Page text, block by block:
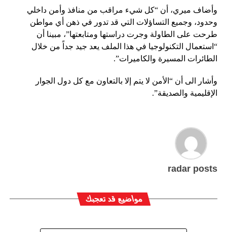
وأضاف ميري، أن “كل شيء مراقب من منافذ وأمن داخلي
وحدود، وجميع التساؤلات التي قد تدور في ذهن أي مواطن
طرحت على الطاولة وجرت دراستها ومتابعتها”، مبينا أن
“استعمال التكنولوجيا في هذا الملف يعد جيد جداً من خلال
الطائرات المسيرة والكاميرات”.
وأشار الى أن “الأمن لا يتم إلا بالتعاون مع كل دول الجوار
الإقليمية والصديقة”.
radar posts
مواضيع قد تعجبك